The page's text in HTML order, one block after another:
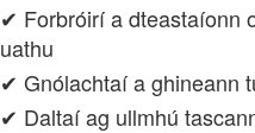
✔ Forbróirí a dteastaíonn
uathu
✔ Gnólachtaí a ghineann
✔ Daltaí ag ullmhú